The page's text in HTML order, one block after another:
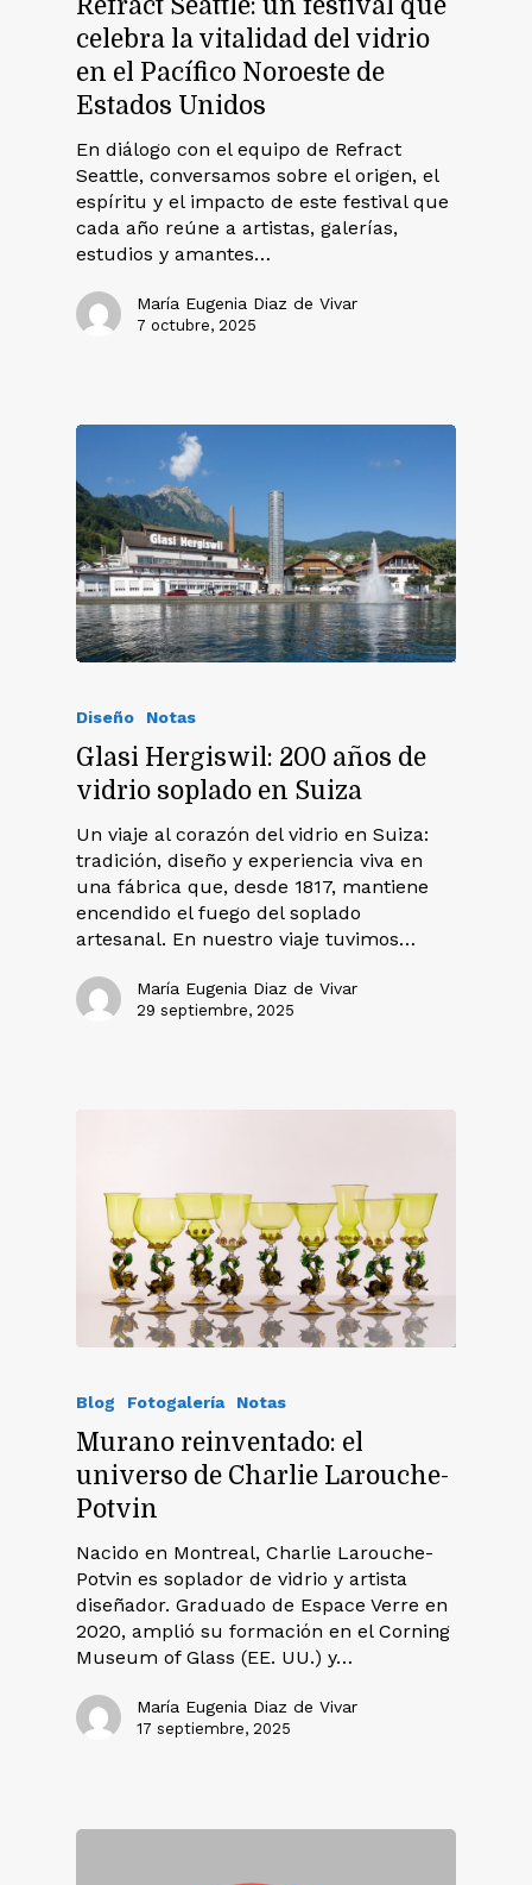
Refract Seattle: un festival que
celebra la vitalidad del vidrio
en el Pacífico Noroeste de
Estados Unidos
En diálogo con el equipo de Refract
Seattle, conversamos sobre el origen, el
espíritu y el impacto de este festival que
cada año reúne a artistas, galerías,
estudios y amantes…
María Eugenia Diaz de Vivar
7 octubre, 2025
Diseño Notas
Glasi Hergiswil: 200 años de
vidrio soplado en Suiza
Un viaje al corazón del vidrio en Suiza:
tradición, diseño y experiencia viva en
una fábrica que, desde 1817, mantiene
encendido el fuego del soplado
artesanal. En nuestro viaje tuvimos…
María Eugenia Diaz de Vivar
29 septiembre, 2025
Blog Fotogalería Notas
Murano reinventado: el
universo de Charlie Larouche-
Potvin
Nacido en Montreal, Charlie Larouche-
Potvin es soplador de vidrio y artista
diseñador. Graduado de Espace Verre en
2020, amplió su formación en el Corning
Museum of Glass (EE. UU.) y…
María Eugenia Diaz de Vivar
17 septiembre, 2025